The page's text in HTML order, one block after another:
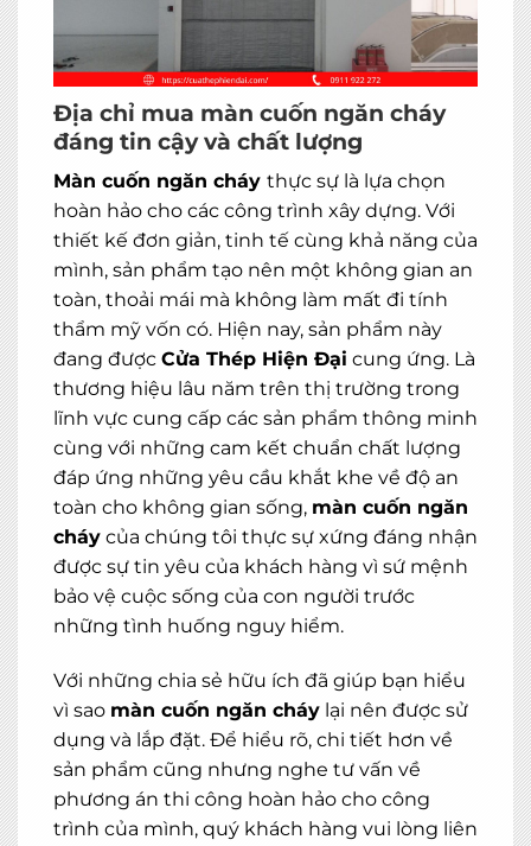
MIỄN PHÍ THIẾT KẾ 3D, ĐO ĐẠC
ĐĂNG KÝ NGAY
Địa chỉ mua màn cuốn ngăn cháy
đáng tin cậy và chất lượng
Màn cuốn ngăn cháy thực sự là lựa chọn
hoàn hảo cho các công trình xây dựng. Với
thiết kế đơn giản, tinh tế cùng khả năng của
mình, sản phẩm tạo nên một không gian an
toàn, thoải mái mà không làm mất đi tính
thẩm mỹ vốn có. Hiện nay, sản phẩm này
đang được Cửa Thép Hiện Đại cung ứng. Là
thương hiệu lâu năm trên thị trường trong
lĩnh vực cung cấp các sản phẩm thông minh
cùng với những cam kết chuẩn chất lượng
đáp ứng những yêu cầu khắt khe về độ an
toàn cho không gian sống, màn cuốn ngăn
cháy của chúng tôi thực sự xứng đáng nhận
được sự tin yêu của khách hàng vì sứ mệnh
bảo vệ cuộc sống của con người trước
những tình huống nguy hiểm.
Với những chia sẻ hữu ích đã giúp bạn hiểu
vì sao màn cuốn ngăn cháy lại nên được sử
dụng và lắp đặt. Để hiểu rõ, chi tiết hơn về
sản phẩm cũng nhưng nghe tư vấn về
phương án thi công hoàn hảo cho công
trình của mình, quý khách hàng vui lòng liên